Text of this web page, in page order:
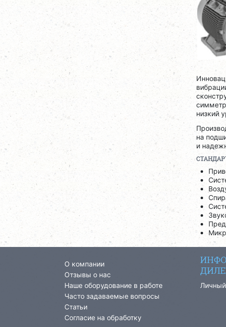
низкий
на
и
О компании
Отзывы о нас
Наше оборудование в работе
Часто задаваемые вопросы
Статьи
Согласие на обработку